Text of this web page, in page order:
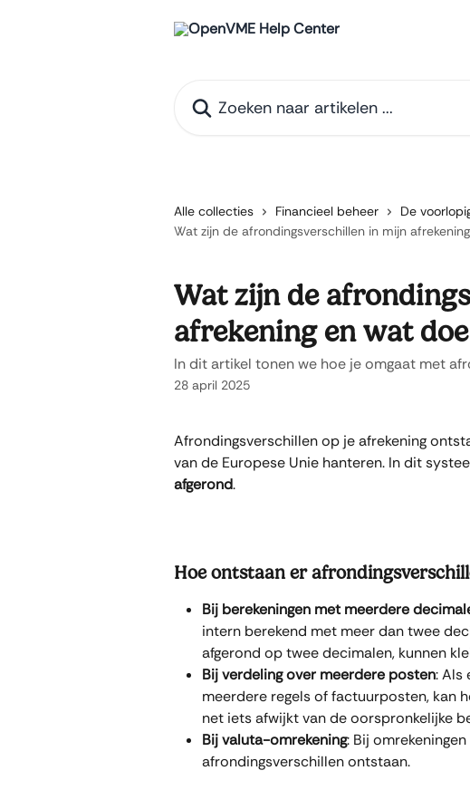
Alle collecties Financieel beheer
De
Wat zijn de afrondingsverschillen in mijn
Wat zijn de
afrekening en wat
In dit artikel tonen we hoe je omgaat met
28 april 2025
Afrondingsverschillen op je afrekening
van de Europese Unie hanteren. In dit
afgerond.
Hoe ontstaan er
Bij berekeningen met meerdere
intern berekend met meer dan twee
afgerond op twee decimalen, kunnen
Bij verdeling over meerdere posten: Als
meerdere regels of factuurposten, kan
net iets afwijkt van de oorspronkelijke
Bij valuta-omrekening: Bij
afrondingsverschillen ontstaan.